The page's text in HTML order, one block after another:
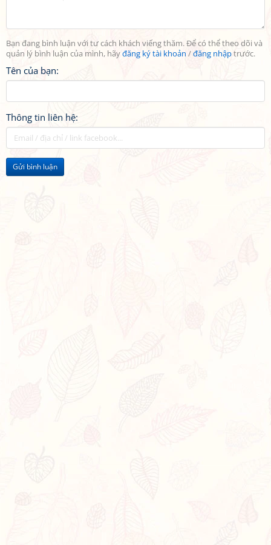
Bạn đang bình luận với tư cách khách viếng thăm. Để có thể theo dõi và
quản lý bình luận của mình, hãyđăng ký tài khoản /đăng nhậptrước.
Tên của bạn:
Thông tin liên hệ:
Gửi bình luận